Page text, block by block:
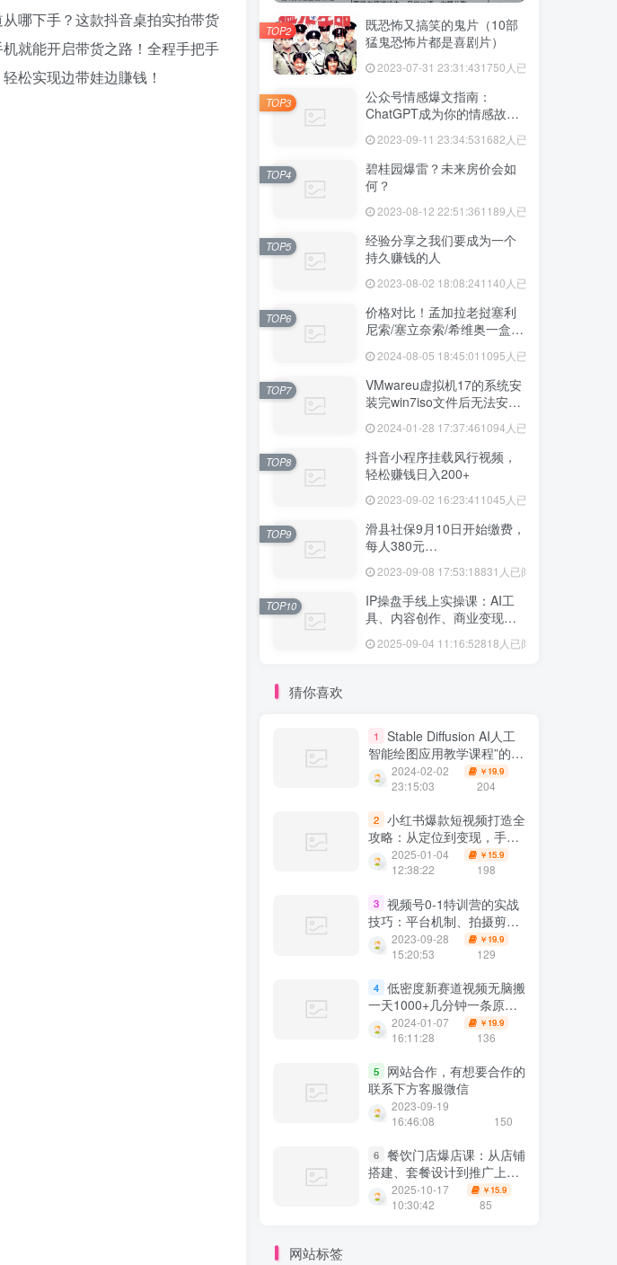
哪下手？这款抖音桌拍实拍带货
就能开启带货之路！全程手把手
松实现边带娃边賺钱！
既恐怖又搞笑的鬼片（10部
猛鬼恐怖片都是喜剧片）
2023-07-31 23:31:431750人已阅读
TOP2
公众号情感爆文指南：
ChatGPT成为你的情感故事
好帮手！
2023-09-11 23:34:531682人已阅读
TOP3
碧桂园爆雷？未来房价会如
何？
2023-08-12 22:51:361189人已阅读
TOP4
经验分享之我们要成为一个
持久赚钱的人
2023-08-02 18:08:241140人已阅读
TOP5
价格对比！孟加拉老挝塞利
尼索/塞立奈索/希维奥一盒价
2024-08-05 18:45:01 1095人已阅读
TOP6
VMwareu虚拟机17的系统安
装完win7iso文件后无法安装
2024-01-28 17:37:461094人已阅读
TOP7
抖音小程序挂载风行视频，
轻松赚钱日入200+
2023-09-02 16:23:41 1045人已阅读
TOP8
滑县社保9月10日开始缴费，
每人380元…
2023-09-08 17:53:18831人已阅读
TOP9
IP操盘手线上实操课：AI工
具、内容创作、商业变现等
2025-09-04 11:16:52818人已阅读
TOP10
猜你喜欢
1
Stable Diffusion AI人工
智能绘图应用教学课程”的课
程总共包含了43节课
2024-02-02
23:15:03
￥ 19.9
204
2 小红书爆款短视频打造全
攻略：从定位到变现，手把
手教你实现收益突破
2025-01-04
12:38:22
￥ 15.9
198
3 视频号0-1特训营的实战
技巧：平台机制、拍摄剪
辑、内容创作、爆款公式，
实战案例分享
2023-09-28
15:20:53
￥ 19.9
129
4 低密度新赛道视频无脑搬
一天1000+几分钟一条原创
视频零成本零门槛超简单
2024-01-07
16:11:28
￥ 19.9
136
5
网站合作，有想要合作的
联系下方客服微信
2023-09-19
16:46:08
150
6 餐饮门店爆店课：从店铺
搭建、套餐设计到推广上
榜、差评处理，全流程教学
2025-10-17
10:30:42
￥ 15.9
85
网站标签